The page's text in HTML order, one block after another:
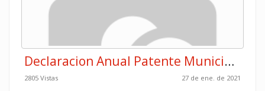
Declaracion Anual Patente Municipalidad Osa
2805 Vistas 27 de ene. de 2021